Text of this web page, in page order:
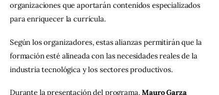
organizaciones que aportarán contenidos especializados
para enriquecer la currícula.
Según los organizadores, estas alianzas permitirán que la
formación esté alineada con las necesidades reales de la
industria tecnológica y los sectores productivos.
Durante la presentación del programa, Mauro Garza